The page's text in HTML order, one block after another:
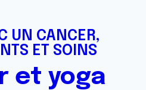
UN CANCER,
ET SOINS
et yoga